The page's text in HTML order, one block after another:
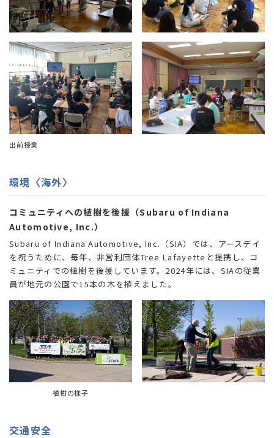
出前授業
環境〈海外〉
コミュニティへの植樹を後援（Subaru of Indiana
Automotive, Inc.）
Subaru of Indiana Automotive, Inc.（SIA）では、アースデイ
を祝うために、毎年、非営利団体Tree Lafayetteと提携し、コ
ミュニティでの植樹を後援しています。2024年には、SIAの従業
員が地元の公園で15本の木を植えました。
植樹の様子
交通安全